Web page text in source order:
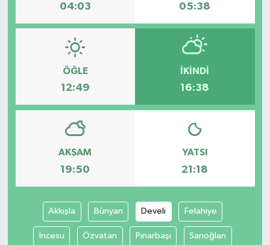
04:03 05:38
ÖĞLE
12:49
İKINDI
16:38
AKŞAM
19:50
YATSI
21:18
Akkışla Bünyan Develi Felahiye
İncesu Özvatan Pınarbaşı Sarıoğlan